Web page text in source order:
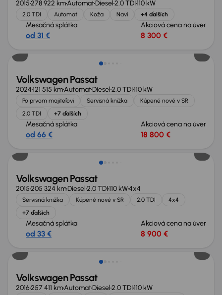
2015278 922 kmAutomatDiesel2.0 TDI110 kW
2.0 TDI Automat Koža Navi +4 ďalších
Mesačná splátka
od 31 €
Akciová cena na úver
8 300 €
Zlacnené o 1 200 €
Volkswagen Passat
2024121 515 kmAutomatDiesel2.0 TDI110 kW
Po prvom majiteľovi Servisná knižka
Kúpené nové v SR
2.0 TDI
+7 ďalších
Mesačná splátka
od 66 €
Akciová cena na úver
18 800 €
Zlacnené o 900 €
Volkswagen Passat
2015205 324 kmDiesel2.0 TDI110 kW4x4
Servisná knižka Kúpené nové v SR 2.0 TDI
4x4
+7 ďalších
Mesačná splátka
od 33 €
Akciová cena na úver
8 900 €
Volkswagen Passat
2016257 411 kmAutomatDiesel2.0 TDI110 kW